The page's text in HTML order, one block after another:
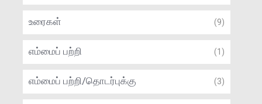
உரைகள் (9)
எம்மைப் பற்றி (1)
எம்மைப் பற்றி/தொடர்புக்கு (3)